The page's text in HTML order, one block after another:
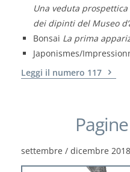
Una veduta
dei dipinti del Museo
Bonsai La prima
Japonismes/
Leggi il numero 117
settembre / dicembre 2018